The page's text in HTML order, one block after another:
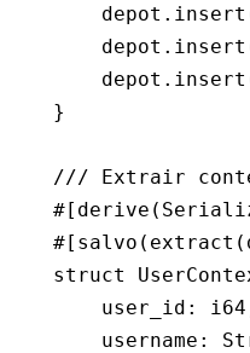
    depot
. insert
    depot
. insert
    depot
. insert
}
/// Extrair
#[derive(
struct
    user_id
: i64
    username
: